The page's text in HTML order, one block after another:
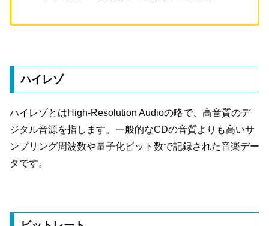
ハイレゾ
ハイレゾとはHigh-Resolution Audioの略で、高音質のデ
ジタル音源を指します。一般的なCDの音質よりも高いサ
ンプリング周波数や量子化ビット数で記録された音楽デー
タです。